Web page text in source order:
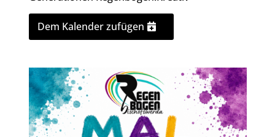
Dem Kalender zufügen